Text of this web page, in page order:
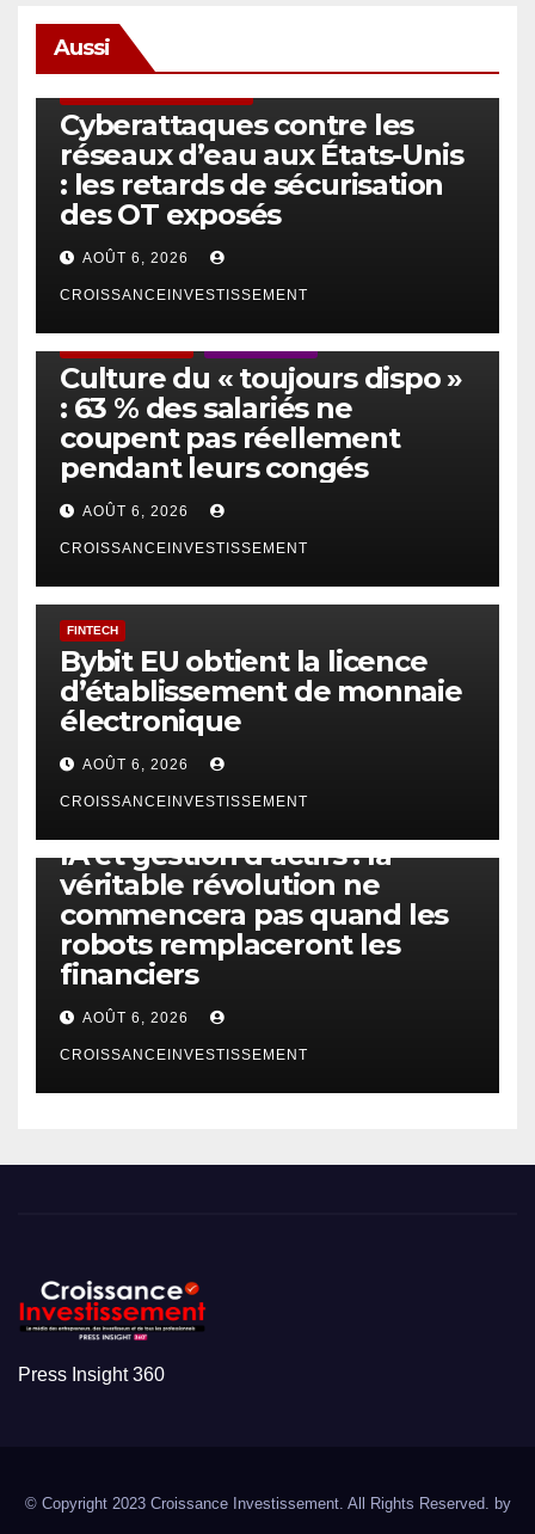
Aussi
Cyberattaques contre les
réseaux d’eau aux États-Unis
: les retards de sécurisation
des OT exposés
AOÛT 6, 2026
CROISSANCEINVESTISSEMENT
Culture du « toujours dispo »
: 63 % des salariés ne
coupent pas réellement
pendant leurs congés
AOÛT 6, 2026
CROISSANCEINVESTISSEMENT
FINTECH
Bybit EU obtient la licence
d’établissement de monnaie
électronique
AOÛT 6, 2026
CROISSANCEINVESTISSEMENT
IA et gestion d’actifs : la
véritable révolution ne
commencera pas quand les
robots remplaceront les
financiers
AOÛT 6, 2026
CROISSANCEINVESTISSEMENT
Press Insight 360
© Copyright 2023 Croissance Investissement. All Rights Reserved. by